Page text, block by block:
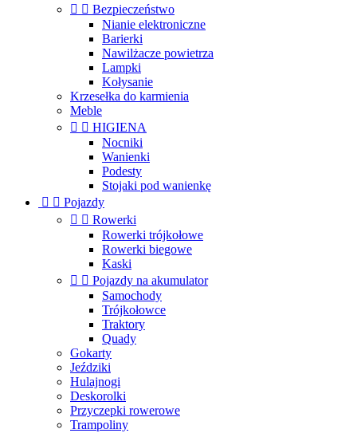
  Bezpieczeństwo
Nianie elektroniczne
Barierki
Nawilżacze powietrza
Lampki
Kołysanie
Krzesełka do karmienia
Meble
  HIGIENA
Nocniki
Wanienki
Podesty
Stojaki pod wanienkę
  Pojazdy
  Rowerki
Rowerki trójkołowe
Rowerki biegowe
Kaski
  Pojazdy na akumulator
Samochody
Trójkołowce
Traktory
Quady
Gokarty
Jeździki
Hulajnogi
Deskorolki
Przyczepki rowerowe
Trampoliny